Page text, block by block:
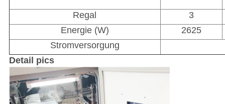
Regal
3
Energie (W)
2625
Stromversorgung
Detail pics